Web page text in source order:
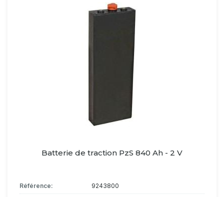
Batterie de traction PzS 840 Ah - 2 V
Référence: 9243800